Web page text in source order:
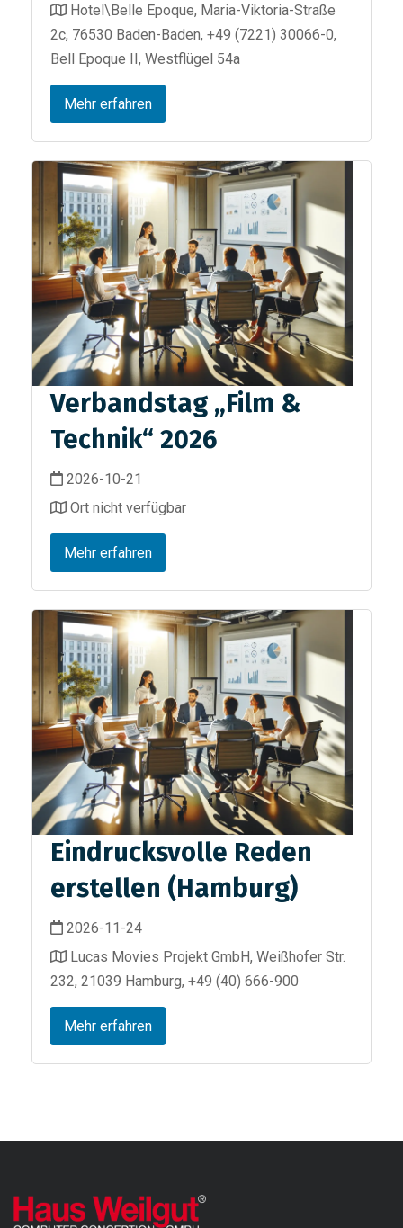
Hotel\Belle Epoque, Maria-Viktoria-Straße
2c, 76530 Baden-Baden, +49 (7221) 30066-0,
Bell Epoque II, Westflügel 54a
Mehr erfahren
Verbandstag „Film &
Technik“ 2026
2026-10-21
Ort nicht verfügbar
Mehr erfahren
Eindrucksvolle Reden
erstellen (Hamburg)
2026-11-24
Lucas Movies Projekt GmbH, Weißhofer Str.
232, 21039 Hamburg, +49 (40) 666-900
Mehr erfahren